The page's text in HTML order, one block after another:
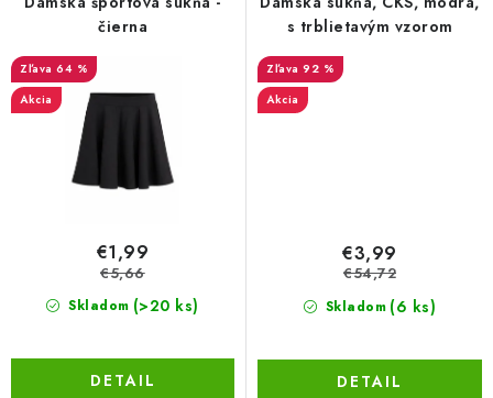
LacnoBlog
Kontakty, O nás
Dopravné a Platby
Vratky a Reklamácie
Obchodné podmienky
Ochrana osobných údajov
Reklamačný poriadok
čierna
64 %
Akcia
Skladom (>20 ks)
€1,99
€5,66
DETAIL
s trblietavým vzorom
92 %
Akcia
Skladom (6 ks)
€3,99
€54,72
DETAIL